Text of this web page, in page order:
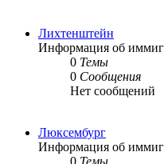
Лихтенштейн
Информация об
0 Темы
0 Сообщения
Нет сообщений
Люксембург
Информация об
0 Темы